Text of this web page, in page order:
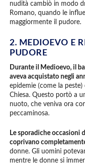
nudità cambiò in modo
Romano, quando le
maggiormente il pudore.
2. MEDIOEVO E
PUDORE
Durante il Medioevo, il
aveva acquistato negli
epidemie (come la
Chiesa. Questo portò a
nuoto, che veniva ora
peccaminosa.
Le sporadiche occasioni
coprivano
donne. Gli uomini
mentre le donne si